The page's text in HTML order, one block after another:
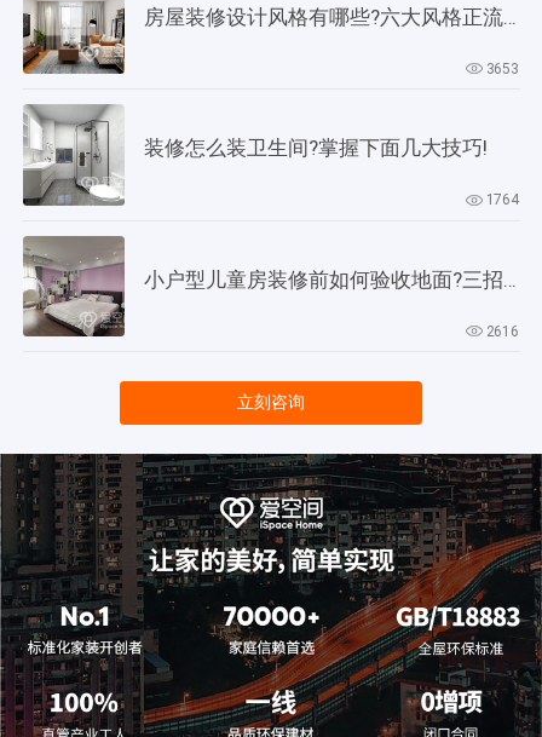
房屋装修设计风格有哪些?六大风格正流行!
3653
装修怎么装卫生间?掌握下面几大技巧!
1764
2616
立刻咨询